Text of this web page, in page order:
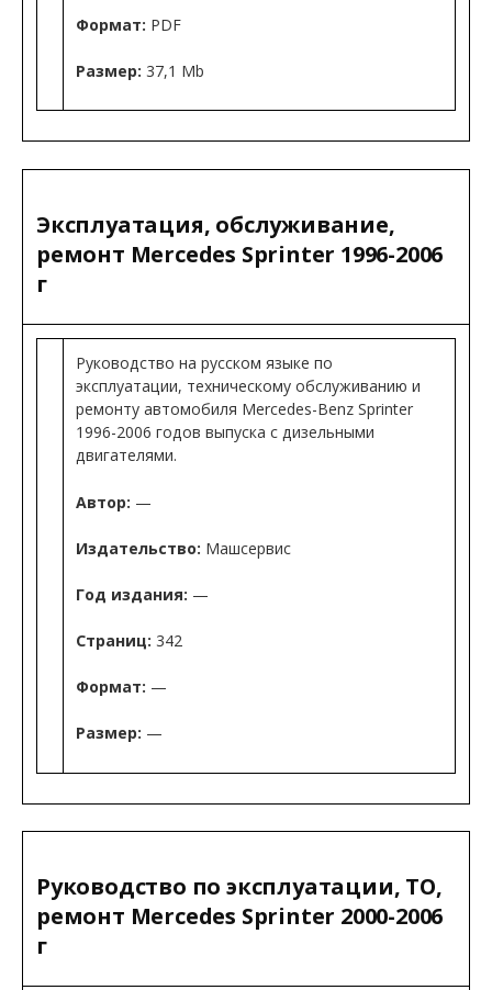
Формат: PDF
Размер: 37,1 Mb
Эксплуатация, обслуживание,
ремонт Mercedes Sprinter 1996-2006
г
Руководство на русском языке по
эксплуатации, техническому обслуживанию и
ремонту автомобиля Mercedes-Benz Sprinter
1996-2006 годов выпуска с дизельными
двигателями.
Автор: —
Издательство: Машсервис
Год издания: —
Страниц: 342
Формат: —
Размер: —
Руководство по эксплуатации, ТО,
ремонт Mercedes Sprinter 2000-2006
г